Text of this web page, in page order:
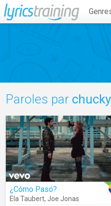
Paroles par
¿Cómo Pasó?
Ela Taubert, Joe Jonas